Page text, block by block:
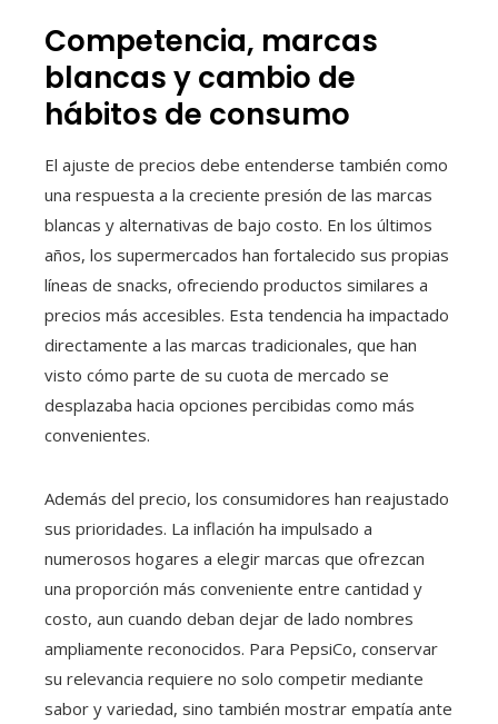
Competencia, marcas
blancas y cambio de
hábitos de consumo
El ajuste de precios debe entenderse también como
una respuesta a la creciente presión de las marcas
blancas y alternativas de bajo costo. En los últimos
años, los supermercados han fortalecido sus propias
líneas de snacks, ofreciendo productos similares a
precios más accesibles. Esta tendencia ha impactado
directamente a las marcas tradicionales, que han
visto cómo parte de su cuota de mercado se
desplazaba hacia opciones percibidas como más
convenientes.
Además del precio, los consumidores han reajustado
sus prioridades. La inflación ha impulsado a
numerosos hogares a elegir marcas que ofrezcan
una proporción más conveniente entre cantidad y
costo, aun cuando deban dejar de lado nombres
ampliamente reconocidos. Para PepsiCo, conservar
su relevancia requiere no solo competir mediante
sabor y variedad, sino también mostrar empatía ante